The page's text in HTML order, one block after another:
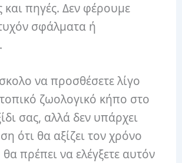
και πηγές. Δεν φέρουμε
σφάλματα ή
να προσθέσετε λίγο
ζωολογικό κήπο στο
σας, αλλά δεν υπάρχει
ότι θα αξίζει τον χρόνο
θα πρέπει να ελέγξετε αυτόν